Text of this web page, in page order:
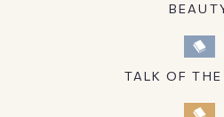
TALK OF